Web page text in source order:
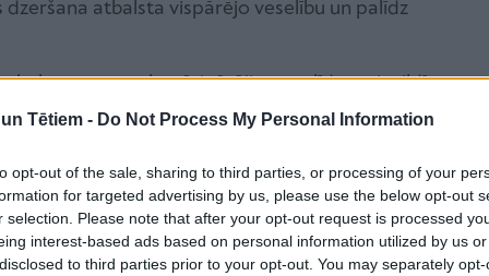
Tētiem - Do Not Process My Personal Information
opt-out of the sale, sharing to third parties, or processing of your
for targeted advertising by us, please use the below opt-out
selection. Please note that after your opt-out request is processed
interest-based ads based on personal information utilized by us
to third parties prior to your opt-out. You may separately
atbalsta vispārējo veselību un palīdz
– uztura bagātinātāji var palīdzēt aizpildīt
īpaši gada aukstajā laikā.
bagātinātāji